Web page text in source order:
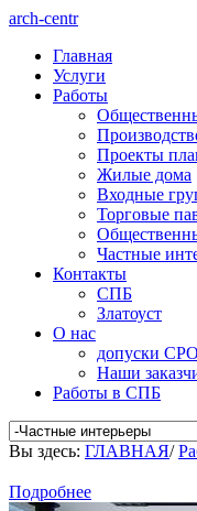
arch-centr
Главная
Услуги
Работы
Проекты
Жилые дома
Входные
Торговые
Частные
Контакты
СПБ
Златоуст
О нас
допуски СРО
Наши
Работы в СПБ
Вы здесь: ГЛАВНАЯ/
Подробнее